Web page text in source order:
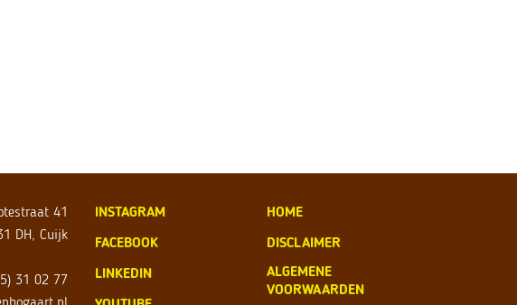
41
DH, Cuijk
31 02 77
INSTAGRAM
FACEBOOK
LINKEDIN
HOME
DISCLAIMER
ALGEMENE
VOORWAARDEN